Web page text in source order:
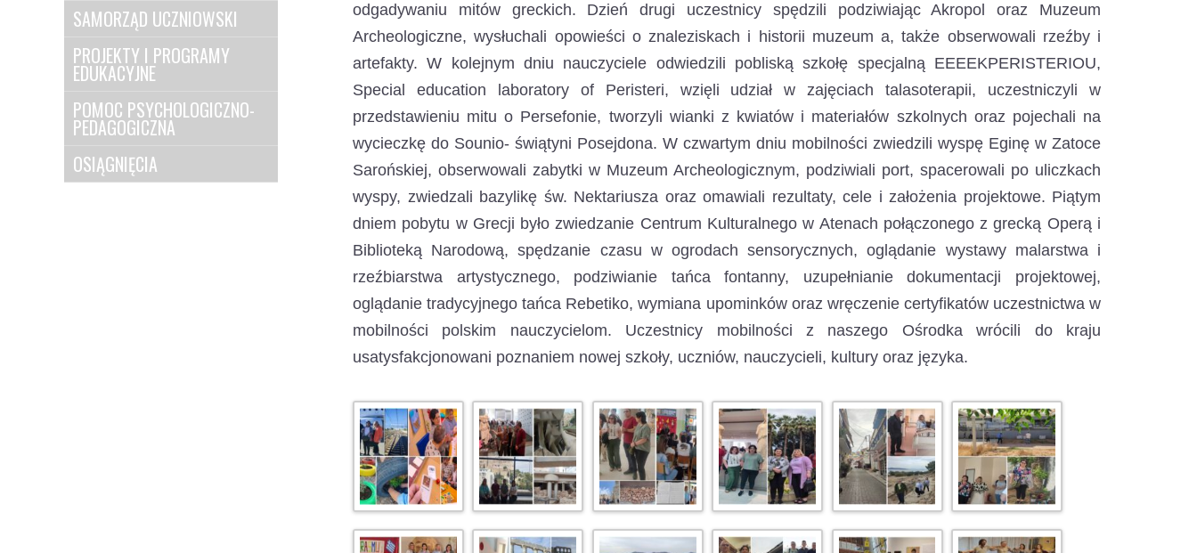
SAMORZĄD UCZNIOWSKI
PROJEKTY I PROGRAMY
EDUKACYJNE
POMOC PSYCHOLOGICZNO-
PEDAGOGICZNA
OSIĄGNIĘCIA
odgadywaniu mitów greckich. Dzień drugi uczestnicy spędzili podziwiając Akropol oraz Muzeum
Archeologiczne, wysłuchali opowieści o znaleziskach i historii muzeum a, także obserwowali rzeźby i
artefakty. W kolejnym dniu nauczyciele odwiedzili pobliską szkołę specjalną EEEEKPERISTERIOU,
Special education laboratory of Peristeri, wzięli udział w zajęciach talasoterapii, uczestniczyli w
przedstawieniu mitu o Persefonie, tworzyli wianki z kwiatów i materiałów szkolnych oraz pojechali na
wycieczkę do Sounio- świątyni Posejdona. W czwartym dniu mobilności zwiedzili wyspę Eginę w Zatoce
Sarońskiej, obserwowali zabytki w Muzeum Archeologicznym, podziwiali port, spacerowali po uliczkach
wyspy, zwiedzali bazylikę św. Nektariusza oraz omawiali rezultaty, cele i założenia projektowe. Piątym
dniem pobytu w Grecji było zwiedzanie Centrum Kulturalnego w Atenach połączonego z grecką Operą i
Biblioteką Narodową, spędzanie czasu w ogrodach sensorycznych, oglądanie wystawy malarstwa i
rzeźbiarstwa artystycznego, podziwianie tańca fontanny, uzupełnianie dokumentacji projektowej,
oglądanie tradycyjnego tańca Rebetiko, wymiana upominków oraz wręczenie certyfikatów uczestnictwa w
mobilności polskim nauczycielom. Uczestnicy mobilności z naszego Ośrodka wrócili do kraju
usatysfakcjonowani poznaniem nowej szkoły, uczniów, nauczycieli, kultury oraz języka.